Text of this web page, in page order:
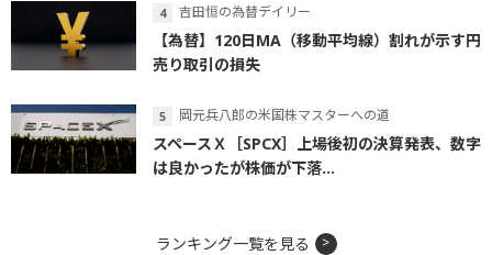
吉田恒の為替デイリー
【為替】120日MA（移動平均線）割れが示す円
売り取引の損失
岡元兵八郎の米国株マスターへの道
スペースＸ［SPCX］上場後初の決算発表、数字
は良かったが株価が下落...
ランキング一覧を見る